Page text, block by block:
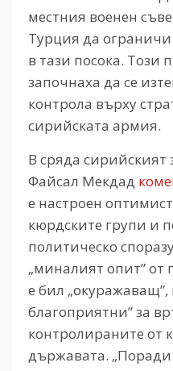
местния военен
Турция да ограничи
в тази посока. Този
започнаха да се
контрола върху
сирийската армия.
В сряда
Файсал Мекдад
е настроен
кюрдските групи и
политическо
„миналият опит” от
е бил „окуражаващ”,
благоприятни” за
контролираните от
държавата.